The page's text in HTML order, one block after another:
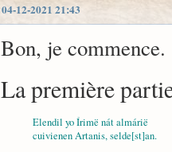
04-12-2021 21:43
Bon, je commence.
La première
Elendil yo Írimë nát almárië
cuivienen Artanis, selde[st]an.